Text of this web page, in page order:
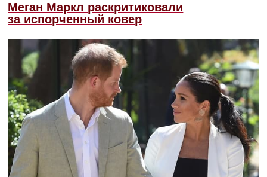
Меган Маркл раскритиковали
за испорченный ковер